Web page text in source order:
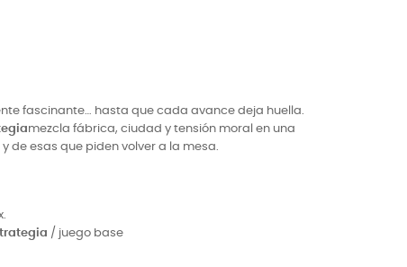
fascinante… hasta que cada avance deja huella.
mezcla fábrica, ciudad y tensión moral en una
de esas que piden volver a la mesa.
/ juego base